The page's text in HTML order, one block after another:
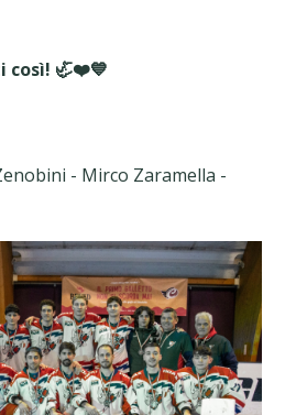
così! 🦏❤️💙
- Mirco Zaramella -